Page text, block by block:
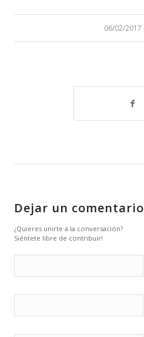
06/02/2017
/
Dejar un comentario
¿Quieres unirte a la conversación?
Siéntete libre de contribuir!